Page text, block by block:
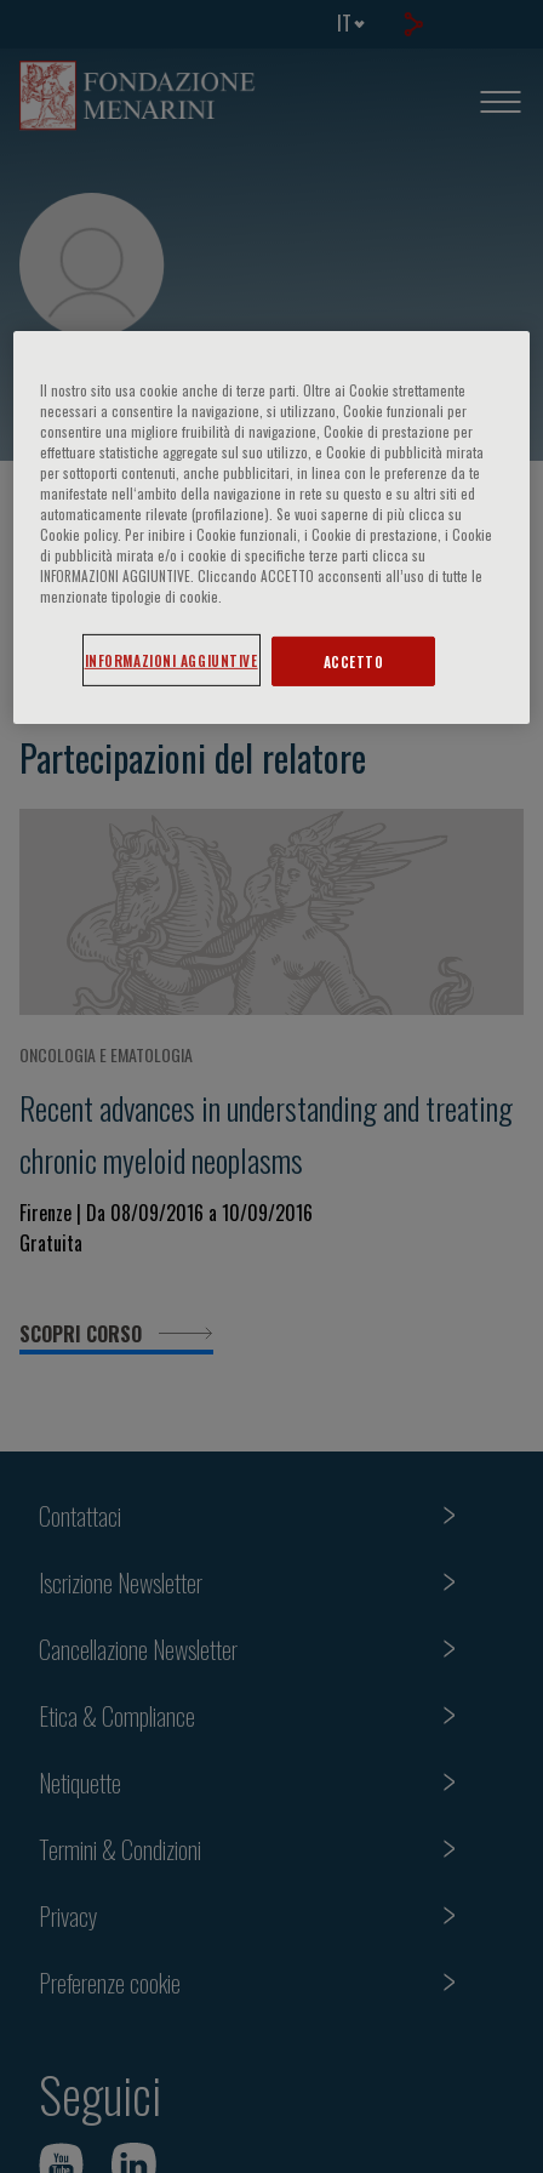
IT
Annarita Migliaccio
HOME PAGE / CORSI ED EVENTI / RELATORE
Annarita Migliaccio
Partecipazioni del relatore
ONCOLOGIA E EMATOLOGIA
Recent advances in understanding and treating
chronic myeloid neoplasms
Firenze | Da 08/09/2016 a 10/09/2016
Gratuita
SCOPRI CORSO
Contattaci
Iscrizione Newsletter
Cancellazione Newsletter
Etica & Compliance
Netiquette
Termini & Condizioni
Privacy
Preferenze cookie
Seguici
Il nostro sito usa cookie anche di terze parti. Oltre ai Cookie strettamente
necessari a consentire la navigazione, si utilizzano, Cookie funzionali per
consentire una migliore fruibilità di navigazione, Cookie di prestazione per
effettuare statistiche aggregate sul suo utilizzo, e Cookie di pubblicità mirata
per sottoporti contenuti, anche pubblicitari, in linea con le preferenze da te
manifestate nell‘ambito della navigazione in rete su questo e su altri siti ed
automaticamente rilevate (profilazione). Se vuoi saperne di più clicca su
Cookie policy. Per inibire i Cookie funzionali, i Cookie di prestazione, i Cookie
di pubblicità mirata e/o i cookie di specifiche terze parti clicca su
INFORMAZIONI AGGIUNTIVE. Cliccando ACCETTO acconsenti all’uso di tutte le
menzionate tipologie di cookie.
INFORMAZIONI AGGIUNTIVE ACCETTO